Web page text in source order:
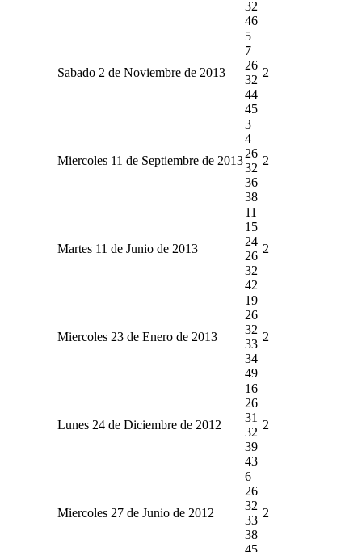
32
46
Sabado 2 de Noviembre de 2013
5
7
26
32
44
45
2
Miercoles 11 de Septiembre de 2013
3
4
26
32
36
38
2
Martes 11 de Junio de 2013
11
15
24
26
32
42
2
Miercoles 23 de Enero de 2013
19
26
32
33
34
49
2
Lunes 24 de Diciembre de 2012
16
26
31
32
39
43
2
Miercoles 27 de Junio de 2012
6
26
32
33
38
45
2